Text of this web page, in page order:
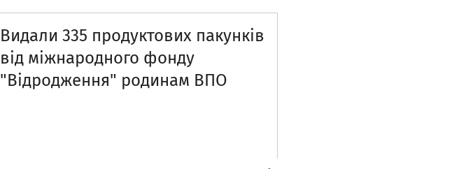
Видали 335 продуктових пакунків
від міжнародного фонду
"Відродження" родинам ВПО